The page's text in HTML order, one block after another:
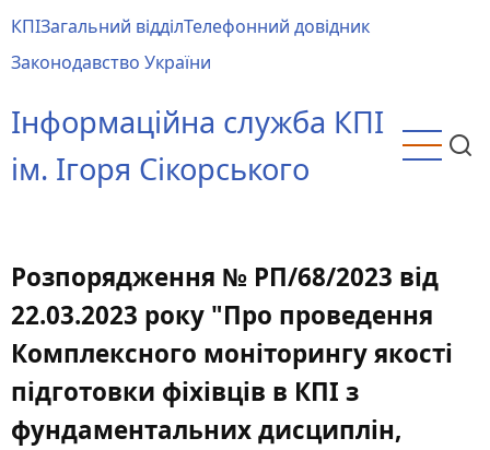
до
основного
КПІЗагальний відділТелефонний довідник
Законодавство України
Інформаційна служба КПІ
ім. Ігоря Сікорського
Розпорядження № РП/68/2023 від
22.03.2023 року "Про проведення
Комплексного моніторингу якості
підготовки фіхівців в КПІ з
фундаментальних дисциплін,